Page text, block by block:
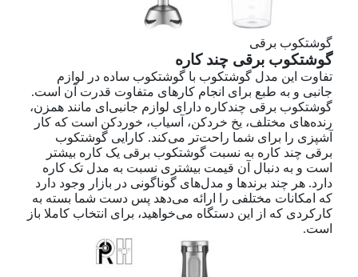
گوشتکوب برقی
گوشتکوب برقی چند کاره
تفاوت این مدل گوشتکوب با گوشتکوب ساده در لوازم
جانبی و به طبع برای انجام کارهای متفاوت قدرت آن است.
گوشتکوب برقی چندکاره دارای لوازم جانبی‌ای مانند همزن،
رنده‌های مختلف، یخ خردکن، آسیاب، خوردکن است که کار
آشپزی را برای شما راحت‌تر می‌کند. کارایی گوشتکوب
برقی چند کاره به نسبت گوشتکوب برقی یک کاره بیشتر
است و به دنبال آن قیمت بیشتری نسبت به مدل تک کاره
دارد. هر چند برندها و مدل‌های گوناگونی در بازار وجود دارد
که امکانات مختلفی را ارائه می‌دهد پس دست شما بسته به
کارکردی که از این دستگاه می‌خواهید، برای انتخاب کاملا باز
است.